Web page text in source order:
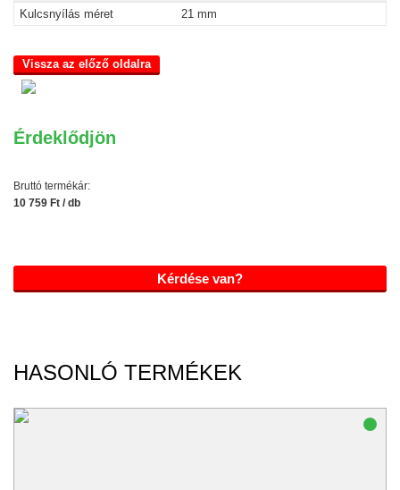
Kulcsnyílás méret
21 mm
Vissza az előző oldalra
Érdeklődjön
Bruttó termékár:
10 759 Ft / db
Kérdése van?
HASONLÓ TERMÉKEK